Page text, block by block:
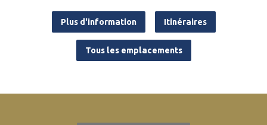
Plus d'information Itinéraires
Tous les emplacements